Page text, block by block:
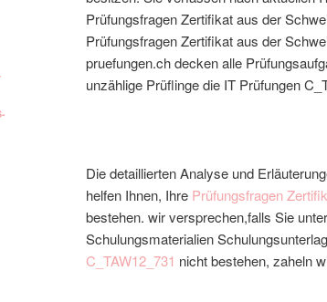
Prüfungsfragen Zertifikat aus der
Prüfungsfragen Zertifikat aus der
pruefungen.ch decken alle
unzählige Prüflinge die IT Prüfungen
Die detaillierten Analyse und
helfen Ihnen, Ihre Prüfungsfragen
bestehen. wir versprechen,falls Sie
Schulungsmaterialien
C_TAW12_731 nicht bestehen, zaheln